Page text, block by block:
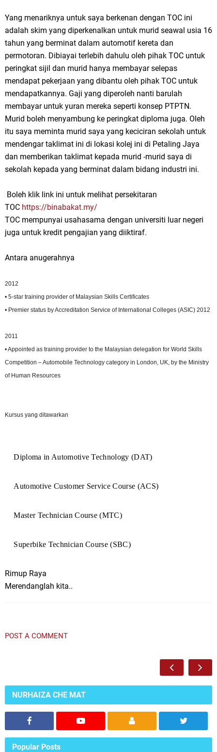
Yang menariknya untuk saya berkenan dengan TOC ini
adalah skim yang diperkenalkan untuk murid seawal usia 16
tahun yang berminat dalam automotif kereta dan
permotoran. Dibiayai terlebih dahulu oleh pihak TOC untuk
peringkat sijil dan murid hanya membayar selepas
mendapat pekerjaan yang dibantu oleh pihak TOC untuk
mendapatkannya. Gaji yang diperoleh nanti barulah
membayar untuk yuran mereka seperti konsep PTPTN.
Murid boleh menyambung ke peringkat diploma juga. Oleh
itu saya meminta murid saya yang keciciran sekolah untuk
mendengar taklimat ini di lokasi kolej ini di Petaling Jaya
dan memberikan taklimat kepada murid -murid saya di
sekolah kepada yang berminat dalam bidang industri ini.
Boleh klik link ini untuk melihat persekitaran
TOC https://binabakat.my/
TOC mempunyai usahasama dengan universiti luar negeri
juga untuk kredit pengajian yang diiktiraf.
Antara anugerahnya
2012
• 5-star training provider of Malaysian Skills Certificates
• Premier status by Accreditation Service of International Colleges (ASIC) 2012
2011
• Appointed as training provider to the Malaysian delegation for World Skills
Competition – Automobile Technology category in London, UK, by the Ministry
of Human Resources
Kursus yang ditawarkan
Diploma in Automotive Technology (DAT)
Automotive Customer Service Course (ACS)
Master Technician Course (MTC)
Superbike Technician Course (SBC)
Rimup Raya
Merendanglah kita..
POST A COMMENT
NURHAIZA CHE MAT
Popular Posts